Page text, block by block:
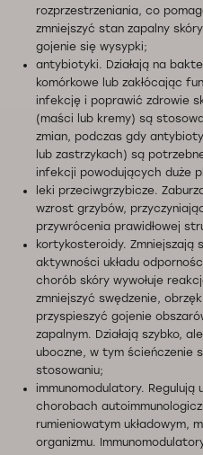
rozprzestrzeniania, co
zmniejszyć stan zapalny
gojenie się wysypki;
antybiotyki. Działają na
komórkowe lub zakłócając
infekcję i poprawić zdrowie
(maści lub kremy) są
zmian, podczas gdy
lub zastrzykach) są
infekcji powodujących duże
leki przeciwgrzybicze.
wzrost grzybów,
przywrócenia prawidłowej
kortykosteroidy. Zmniejszają
aktywności układu
chorób skóry wywołuje
zmniejszyć swędzenie,
przyspieszyć gojenie
zapalnym. Działają szybko,
uboczne, w tym ścieńczenie
stosowaniu;
immunomodulatory. Regulują
chorobach
rumieniowatym układowym,
organizmu.